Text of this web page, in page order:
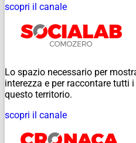
scopri il canale
Lo spazio necessario per
interezza e per raccontare tutti
questo territorio.
scopri il canale